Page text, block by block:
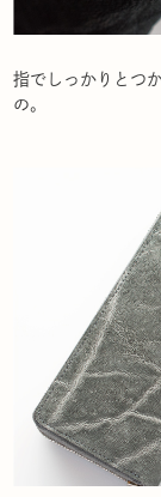
指でしっかりとつ
の。